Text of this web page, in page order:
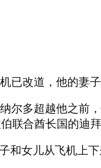
改道，他的妻子
尔多超越他之前
联合酋长国的迪拜
女儿从飞机上下